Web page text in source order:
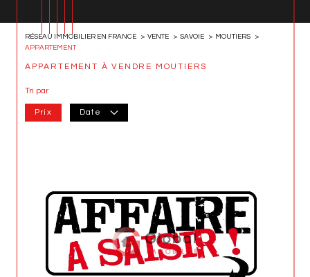
RÉSEAU IMMOBILIER EN FRANCE VENTE SAVOIE
MOUTIERS
APPARTEMENT
APPARTEMENT À VENDRE MOUTIERS
Tri par
Prix Date